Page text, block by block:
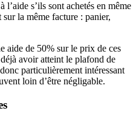
l’aide s’ils sont achetés en même
la même facture : panier,
aide de 50% sur le prix de ces
avoir atteint le plafond de
particulièrement intéressant
loin d’être négligable.